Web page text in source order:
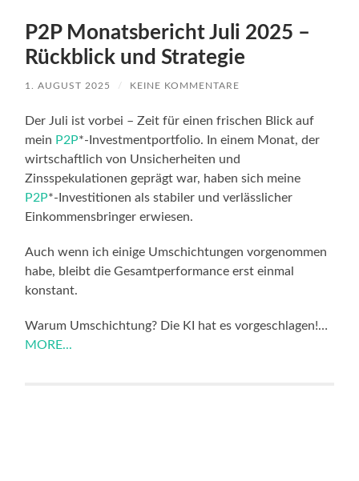
P2P Monatsbericht Juli 2025 –
Rückblick und Strategie
1. AUGUST 2025 / KEINE KOMMENTARE
Der Juli ist vorbei – Zeit für einen frischen Blick auf
mein P2P*-Investmentportfolio. In einem Monat, der
wirtschaftlich von Unsicherheiten und
Zinsspekulationen geprägt war, haben sich meine
P2P*-Investitionen als stabiler und verlässlicher
Einkommensbringer erwiesen.
Auch wenn ich einige Umschichtungen vorgenommen
habe, bleibt die Gesamtperformance erst einmal
konstant.
Warum Umschichtung? Die KI hat es vorgeschlagen!…
MORE...